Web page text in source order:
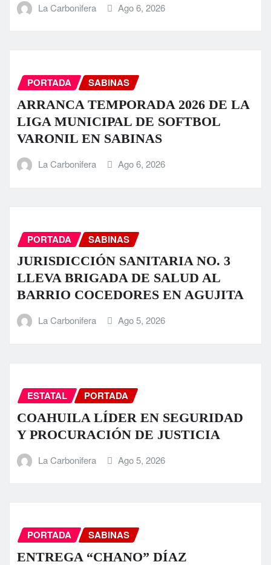
La Carbonifera Ago 6, 2026
PORTADA SABINAS
ARRANCA TEMPORADA 2026 DE LA
LIGA MUNICIPAL DE SOFTBOL
VARONIL EN SABINAS
La Carbonifera Ago 6, 2026
PORTADA SABINAS
JURISDICCIÓN SANITARIA NO. 3
LLEVA BRIGADA DE SALUD AL
BARRIO COCEDORES EN AGUJITA
La Carbonifera Ago 5, 2026
ESTATAL PORTADA
COAHUILA LÍDER EN SEGURIDAD
Y PROCURACIÓN DE JUSTICIA
La Carbonifera Ago 5, 2026
PORTADA SABINAS
ENTREGA “CHANO” DÍAZ